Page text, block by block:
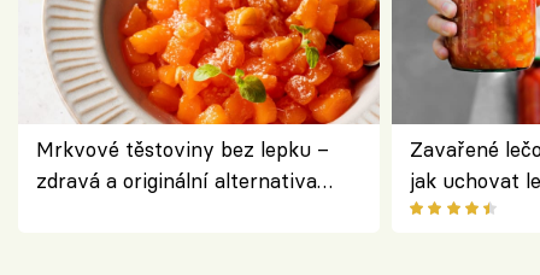
Mrkvové těstoviny bez lepku –
zdravá a originální alternativa
Zavařené
jak uchovat